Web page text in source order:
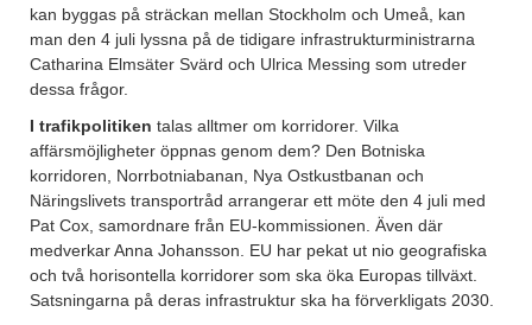
kan byggas på sträckan mellan Stockholm och Umeå, kan
man den 4 juli lyssna på de tidigare infrastrukturministrarna
Catharina Elmsäter Svärd och Ulrica Messing som utreder
dessa frågor.
I trafikpolitiken talas alltmer om korridorer. Vilka
affärsmöjligheter öppnas genom dem? Den Botniska
korridoren, Norrbotniabanan, Nya Ostkustbanan och
Näringslivets transportråd arrangerar ett möte den 4 juli med
Pat Cox, samordnare från EU-kommissionen. Även där
medverkar Anna Johansson. EU har pekat ut nio geografiska
och två horisontella korridorer som ska öka Europas tillväxt.
Satsningarna på deras infrastruktur ska ha förverkligats 2030.